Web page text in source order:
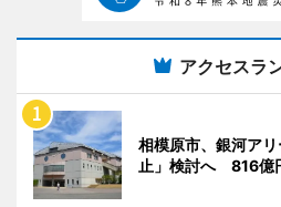
アクセスラ
相模原市、銀河ア
止」検討へ 816億